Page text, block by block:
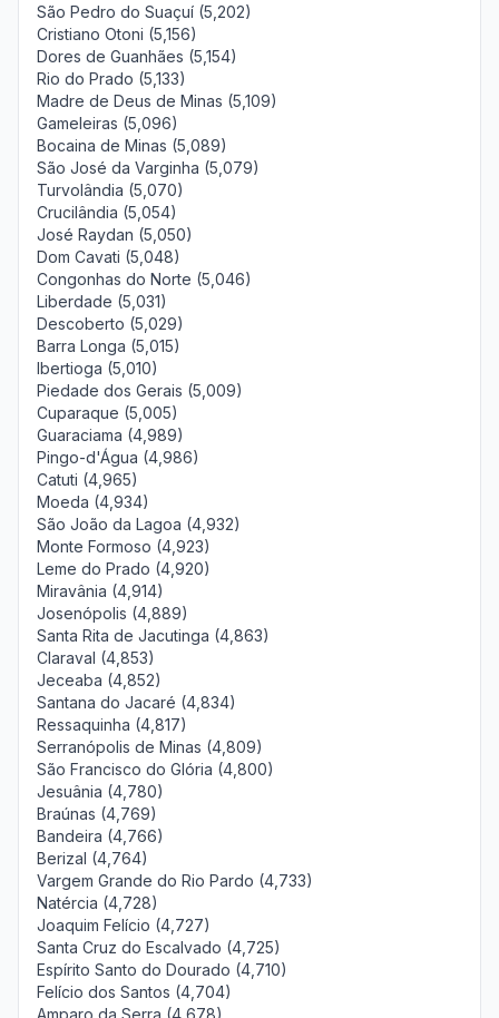
São Pedro do Suaçuí (5,202)
Cristiano Otoni (5,156)
Dores de Guanhães (5,154)
Rio do Prado (5,133)
Madre de Deus de Minas (5,109)
Gameleiras (5,096)
Bocaina de Minas (5,089)
São José da Varginha (5,079)
Turvolândia (5,070)
Crucilândia (5,054)
José Raydan (5,050)
Dom Cavati (5,048)
Congonhas do Norte (5,046)
Liberdade (5,031)
Descoberto (5,029)
Barra Longa (5,015)
Ibertioga (5,010)
Piedade dos Gerais (5,009)
Cuparaque (5,005)
Guaraciama (4,989)
Pingo-d'Água (4,986)
Catuti (4,965)
Moeda (4,934)
São João da Lagoa (4,932)
Monte Formoso (4,923)
Leme do Prado (4,920)
Miravânia (4,914)
Josenópolis (4,889)
Santa Rita de Jacutinga (4,863)
Claraval (4,853)
Jeceaba (4,852)
Santana do Jacaré (4,834)
Ressaquinha (4,817)
Serranópolis de Minas (4,809)
São Francisco do Glória (4,800)
Jesuânia (4,780)
Braúnas (4,769)
Bandeira (4,766)
Berizal (4,764)
Vargem Grande do Rio Pardo (4,733)
Natércia (4,728)
Joaquim Felício (4,727)
Santa Cruz do Escalvado (4,725)
Espírito Santo do Dourado (4,710)
Felício dos Santos (4,704)
Amparo da Serra (4,678)